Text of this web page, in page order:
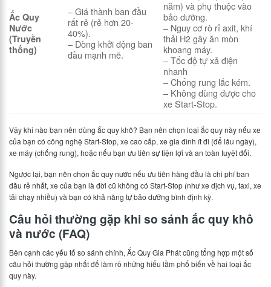
Ắc Quy
Nước
(Truyền
thống)
– Giá thành ban đầu
rất rẻ (rẻ hơn 20-
40%).
– Dòng khởi động ban
đầu mạnh mẽ.
năm) và phụ thuộc vào
bảo dưỡng.
– Nguy cơ rò rỉ axit, khí
thải H2 gây ăn mòn
khoang máy.
– Tốc độ tự xả điện
nhanh
– Chống rung lắc kém.
– Không dùng được cho
xe Start-Stop.
Vậy khi nào bạn nên dùng ắc quy khô? Bạn nên chọn loại ắc quy này nếu xe
của bạn có công nghệ Start-Stop, xe cao cấp, xe gia đình ít đi (để lâu ngày),
xe máy (chống rung), hoặc nếu bạn ưu tiên sự tiện lợi và an toàn tuyệt đối.
Ngược lại, bạn nên chọn ắc quy nước nếu ưu tiên hàng đầu là chi phí ban
đầu rẻ nhất, xe của bạn là đời cũ không có Start-Stop (như xe dịch vụ, taxi, xe
tải chạy nhiều) và bạn có khả năng tự bảo dưỡng bình định kỳ.
Câu hỏi thường gặp khi so sánh ắc quy khô
và nước (FAQ)
Bên cạnh các yếu tố so sánh chính, Ắc Quy Gia Phát cũng tổng hợp một số
câu hỏi thường gặp nhất để làm rõ những hiểu lầm phổ biến về hai loại ắc
quy này.